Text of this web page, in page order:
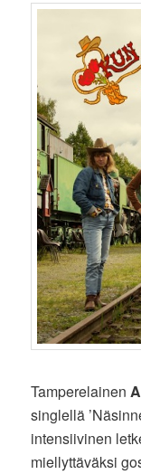
Tamperelainen
singlellä
intensiivinen
miellyttäväksi